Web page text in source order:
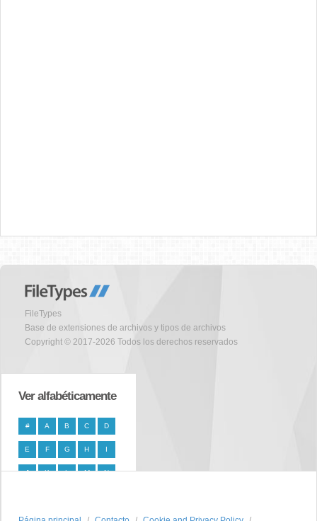
FileTypes
Base de extensiones de archivos y tipos de archivos
Copyright © 2017-2026 Todos los derechos reservados
Ver alfabéticamente
# A B C D
E F G H I
J K L M N
T U V W X